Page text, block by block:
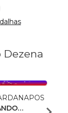
luiz